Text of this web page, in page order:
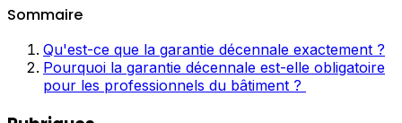
Sommaire
Qu'est-ce que la garantie décennale exactement ?
Pourquoi la garantie décennale est-elle obligatoire
pour les professionnels du bâtiment ?